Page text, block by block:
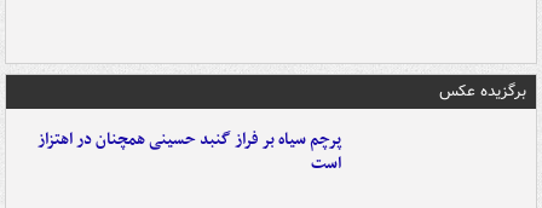
برگزیده عکس
پرچم سیاه بر فراز گنبد حسینی همچنان در اهتزاز
است